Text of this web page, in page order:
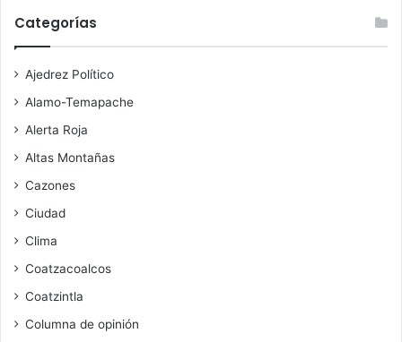
Categorías
Ajedrez Político
Alamo-Temapache
Alerta Roja
Altas Montañas
Cazones
Ciudad
Clima
Coatzacoalcos
Coatzintla
Columna de opinión